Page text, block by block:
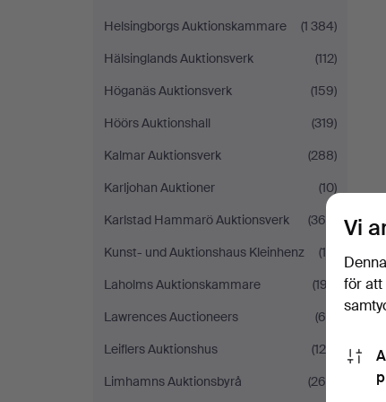
Helsingborgs Auktionskammare
(1 384)
Hälsinglands Auktionsverk
(112)
Höganäs Auktionsverk
(159)
Höörs Auktionshall
(319)
Kalmar Auktionsverk
(288)
Karljohan Auktioner
(10)
Karlstad Hammarö Auktionsverk
(366)
Kunst- und Auktionshaus Kleinhenz
(19)
Laholms Auktionskammare
(197)
Lawrences Auctioneers
(65)
Leiflers Auktionshus
(124)
Limhamns Auktionsbyrå
(264)
Vi
för att